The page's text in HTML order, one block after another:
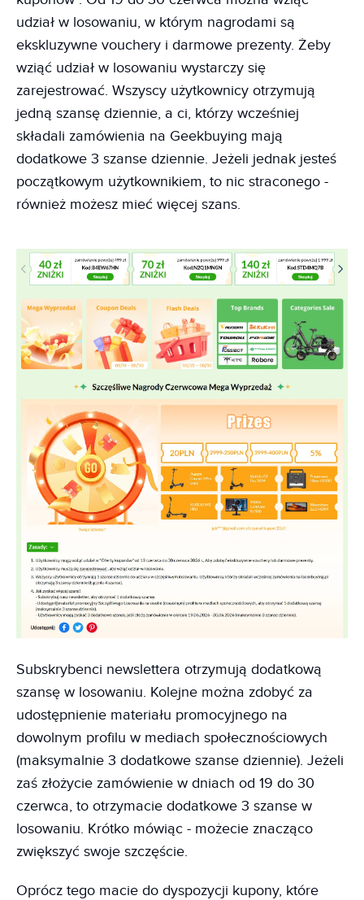
udział w losowaniu, w którym nagrodami są
ekskluzywne vouchery i darmowe prezenty. Żeby
wziąć udział w losowaniu wystarczy się
zarejestrować. Wszyscy użytkownicy otrzymują
jedną szansę dziennie, a ci, którzy wcześniej
składali zamówienia na Geekbuying mają
dodatkowe 3 szanse dziennie. Jeżeli jednak jesteś
początkowym użytkownikiem, to nic straconego -
również możesz mieć więcej szans.
Subskrybenci newslettera otrzymują dodatkową
szansę w losowaniu. Kolejne można zdobyć za
udostępnienie materiału promocyjnego na
dowolnym profilu w mediach społecznościowych
(maksymalnie 3 dodatkowe szanse dziennie). Jeżeli
zaś złożycie zamówienie w dniach od 19 do 30
czerwca, to otrzymacie dodatkowe 3 szanse w
losowaniu. Krótko mówiąc - możecie znacząco
zwiększyć swoje szczęście.
Oprócz tego macie do dyspozycji kupony, które